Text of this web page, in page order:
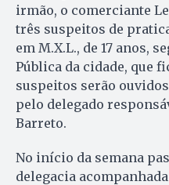
irmão, o comerciante
três suspeitos de
em M.X.L., de 17 anos,
Pública da cidade, que
suspeitos serão
pelo delegado
Barreto.
No início da semana
delegacia